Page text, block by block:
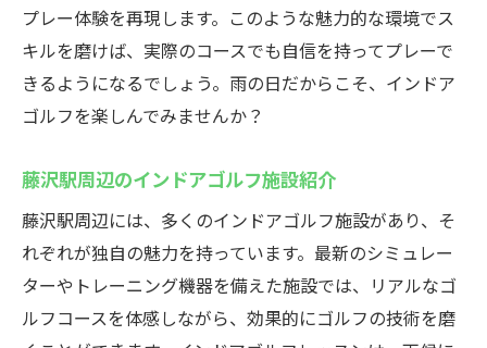
ゴルフスキル向上のための選択肢
藤沢駅で見つける最適なインドアゴルフレッス
ン天候を気にせずゴルフを満喫
天候に左右されない練習の魅力
藤沢駅周辺でのおすすめ施設一覧
自分のペースで上達できる環境
天候を気にせず通えるのが魅力
初心者も安心のレッスン情報
インドアゴルフレッスンでスキルアップ藤沢駅
プレー体験を再現します。このような魅力的な環境でス
キルを磨けば、実際のコースでも自信を持ってプレーで
きるようになるでしょう。雨の日だからこそ、インドア
ゴルフを楽しんでみませんか？
藤沢駅周辺のインドアゴルフ施設紹介
藤沢駅周辺には、多くのインドアゴルフ施設があり、そ
れぞれが独自の魅力を持っています。最新のシミュレー
ターやトレーニング機器を備えた施設では、リアルなゴ
ルフコースを体感しながら、効果的にゴルフの技術を磨